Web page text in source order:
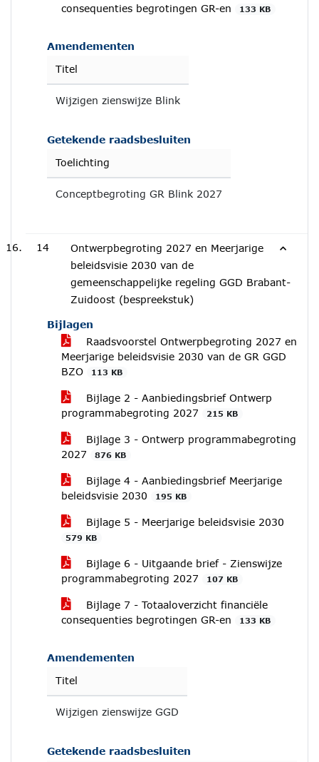
consequenties begrotingen GR-en
133 KB
Amendementen
Titel
Wijzigen zienswijze Blink
Getekende raadsbesluiten
Toelichting
Conceptbegroting GR Blink 2027
14
Ontwerpbegroting 2027 en Meerjarige
beleidsvisie 2030 van de
gemeenschappelijke regeling GGD Brabant-
Zuidoost (bespreekstuk)
Bijlagen
Raadsvoorstel Ontwerpbegroting 2027 en
Meerjarige beleidsvisie 2030 van de GR GGD
BZO
113 KB
Bijlage 2 - Aanbiedingsbrief Ontwerp
programmabegroting 2027
215 KB
Bijlage 3 - Ontwerp programmabegroting
2027
876 KB
Bijlage 4 - Aanbiedingsbrief Meerjarige
beleidsvisie 2030
195 KB
Bijlage 5 - Meerjarige beleidsvisie 2030
579 KB
Bijlage 6 - Uitgaande brief - Zienswijze
programmabegroting 2027
107 KB
Bijlage 7 - Totaaloverzicht financiële
consequenties begrotingen GR-en
133 KB
Amendementen
Titel
Wijzigen zienswijze GGD
Getekende raadsbesluiten